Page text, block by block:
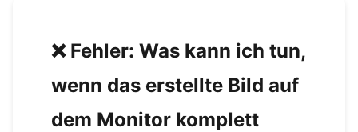
❌ Fehler: Was kann ich tun,
wenn das erstellte Bild auf
dem Monitor komplett